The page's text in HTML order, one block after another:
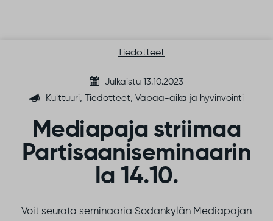
Tiedotteet
Julkaistu 13.10.2023
Kulttuuri, Tiedotteet, Vapaa-aika ja hyvinvointi
Mediapaja striimaa
Partisaaniseminaarin
la 14.10.
Voit seurata seminaaria Sodankylän Mediapajan